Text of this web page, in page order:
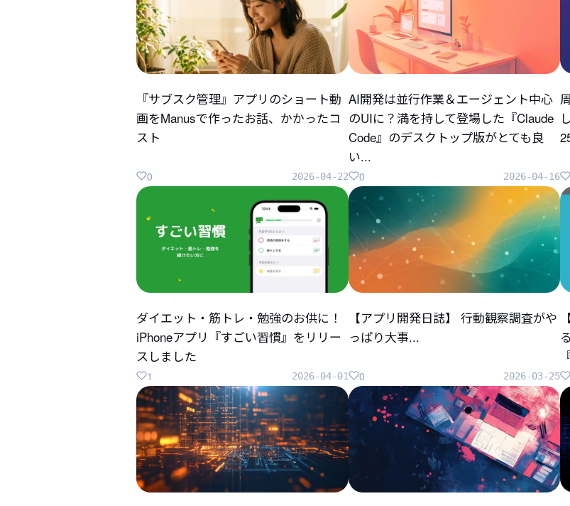
『サブスク管理』アプリのショート動
画をManusで作ったお話、かかったコ
スト
2026-04-22
0
AI開発は並行作業＆エージェント中心
のUIに？満を持して登場した『Claude
Code』のデスクトップ版がとても良
い...
2026-04-16
0
ダイエット・筋トレ・勉強のお供に！
iPhoneアプリ『すごい習慣』をリリー
スしました
2026-04-01
1
【アプリ開発日誌】 行動観察調査がや
っぱり大事...
2026-03-25
0